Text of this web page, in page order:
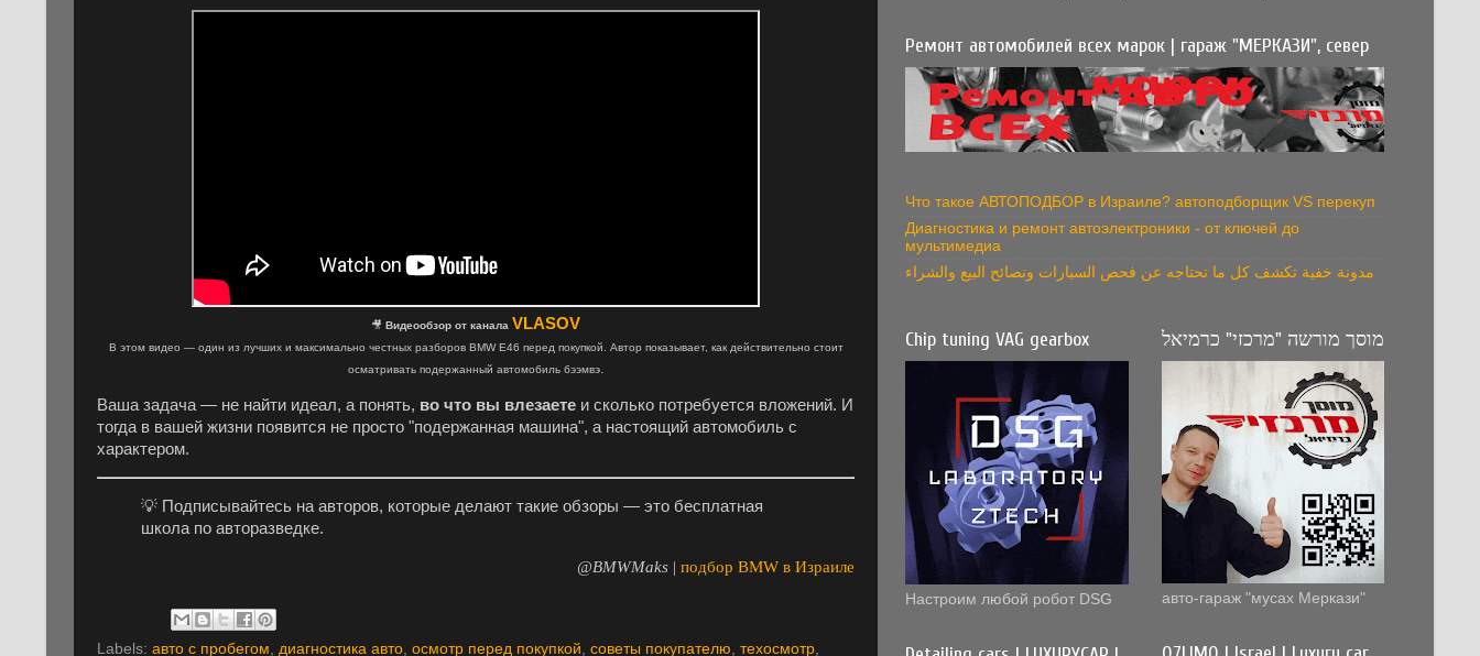
🎥 Видеообзор от канала VLASOV
В этом видео — один из лучших и максимально честных разборов BMW E46 перед покупкой. Автор показывает, как действительно стоит
осматривать подержанный автомобиль бээмвэ.
Ваша задача — не найти идеал, а понять, во что вы влезаете и сколько потребуется вложений. И
тогда в вашей жизни появится не просто "подержанная машина", а настоящий автомобиль с
характером.
💡 Подписывайтесь на авторов, которые делают такие обзоры — это бесплатная
школа по авторазведке.
@BMWMaks | подбор BMW в Израиле
Labels: авто с пробегом, диагностика авто, осмотр перед покупкой, советы покупателю, техосмотр,
Ремонт автомобилей всех марок | гараж "МЕРКАЗИ", север
Что такое АВТОПОДБОР в Израиле? автоподборщик VS перекуп
Диагностика и ремонт автоэлектроники - от ключей до
мультимедиа
مدونة خفية تكشف كل ما تحتاجه عن فحص السيارات ونصائح البيع والشراء
Chip tuning VAG gearbox
Настроим любой робот DSG
מוסך מורשה "מרכזי" כרמיאל
авто-гараж "мусах Меркази"